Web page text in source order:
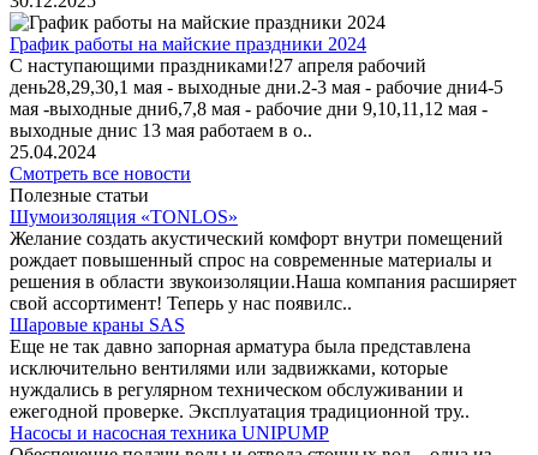
График работы на майские праздники 2024
С наступающими праздниками!27 апреля рабочий
день28,29,30,1 мая - выходные дни.2-3 мая - рабочие дни4-5
мая -выходные дни6,7,8 мая - рабочие дни 9,10,11,12 мая -
выходные днис 13 мая работаем в о..
25.04.2024
Смотреть все новости
Полезные статьи
Шумоизоляция «TONLOS»
Желание создать акустический комфорт внутри помещений
рождает повышенный спрос на современные материалы и
решения в области звукоизоляции.Наша компания расширяет
свой ассортимент! Теперь у нас появилс..
Шаровые краны SAS
Еще не так давно запорная арматура была представлена
исключительно вентилями или задвижками, которые
нуждались в регулярном техническом обслуживании и
ежегодной проверке. Эксплуатация традиционной тру..
Насосы и насосная техника UNIPUMP